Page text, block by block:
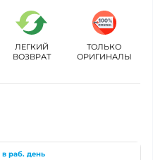
ЛЕГКИЙ
ВОЗВРАТ
ТОЛЬКО
ОРИГИНАЛЫ
в раб. день